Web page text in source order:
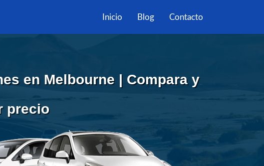
Inicio Blog Contacto
en Melbourne | Compara y
precio